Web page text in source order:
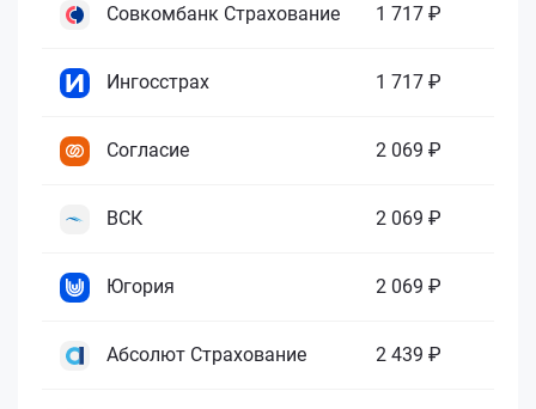
Совкомбанк Страхование 1 717 ₽
Ингосстрах 1 717 ₽
Согласие 2 069 ₽
ВСК 2 069 ₽
Югория 2 069 ₽
Абсолют Страхование 2 439 ₽